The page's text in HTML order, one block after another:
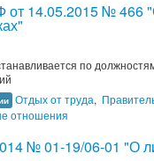
от 14.05.2015 № 466
по
Отдых от труда,
отношения
№ 01-19/06-01 "О